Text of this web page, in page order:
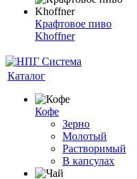
Крафтовое пиво
Khoffner
Каталог
Кофе
Зерно
Молотый
Растворимый
В капсулах